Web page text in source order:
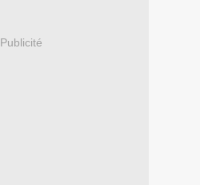
Publicité